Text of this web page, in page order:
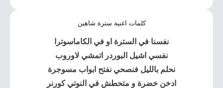
كلمات اغنية سترة شاهين
نفسنا في السترة او في الكاماسوترا
نفسي اشيل البوردر اتمشي لاوروب
نحلم بالليل فنصحي نفتح ابواب مسوجرة
ادخن خضرة و متحطش في النوتي كورنر